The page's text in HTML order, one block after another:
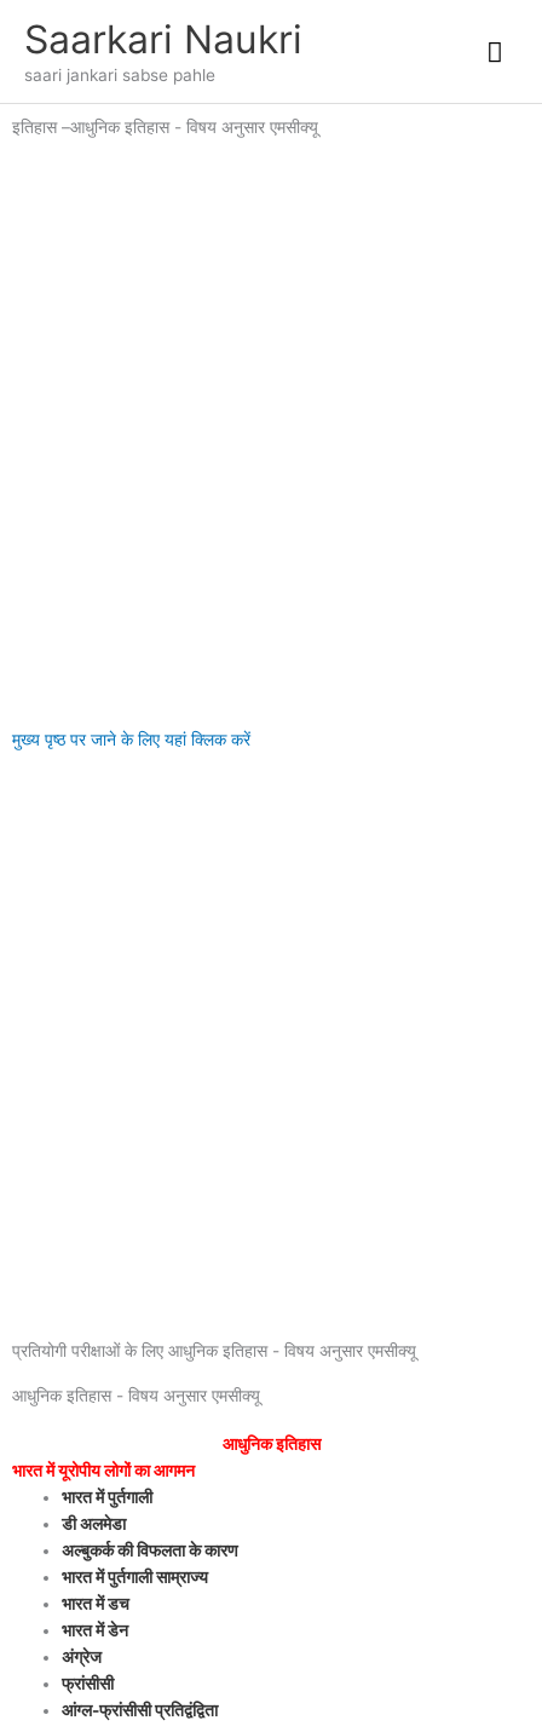
Saarkari Naukri
saari jankari sabse pahle
इतिहास –आधुनिक इतिहास - विषय अनुसार एमसीक्यू
मुख्य पृष्ठ पर जाने के लिए यहां क्लिक करें
प्रतियोगी परीक्षाओं के लिए आधुनिक इतिहास - विषय अनुसार एमसीक्यू
आधुनिक इतिहास - विषय अनुसार एमसीक्यू
आधुनिक इतिहास
भारत में यूरोपीय लोगों का आगमन
भारत में पुर्तगाली
डी अलमेडा
अल्बुकर्ककी विफलता के कारण
भारत में पुर्तगाली साम्राज्य
भारत में डच
भारत में डेन
अंग्रेज
फ्रांसीसी
आंग्ल-फ्रांसीसी प्रतिद्वंद्विता